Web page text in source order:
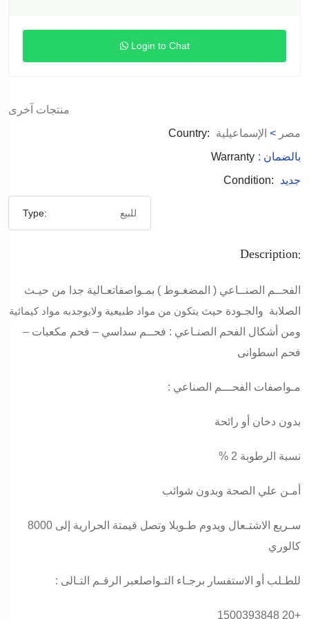
Login to Chat
منتجات آخرى
Country:
مصر > الإسماعيلية
Warranty
: بالضمان
Condition:
جديد
Type: للبيع
Description:
الفحــم الصنــاعي ( المضغـوط ) بمـواصفاتعـالية جدا من حيـث
الصلابة والجـودة حيث يتكون من مواد طبيعية ولايوجدبه مواد كيمائية
ومن أشكال الفحم الصنـاعي : فحــم سداسي – فحم مكعبات –
فحم اسطوانى
مـواصفات الفحـــم الصناعي :
بدون دخان أو رائحة
نسبة الرطوبة 2 %
أمـن علي الصحة وبدون شوائب
سـريع الاشتـعال ويدوم طـويلا وتصل قيمتة الحرارية إلى 8000
كالوري
للطـلب أو الاستفسار برجـاء التـواصلعبر الرقـم التـالى :
+20 1500393848